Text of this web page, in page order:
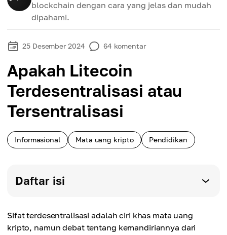
blockchain dengan cara yang jelas dan mudah
dipahami.
25 Desember 2024 64 komentar
Apakah Litecoin
Terdesentralisasi atau
Tersentralisasi
Informasional Mata uang kripto Pendidikan
Daftar isi
Sifat terdesentralisasi adalah ciri khas mata uang
kripto, namun debat tentang kemandiriannya dari